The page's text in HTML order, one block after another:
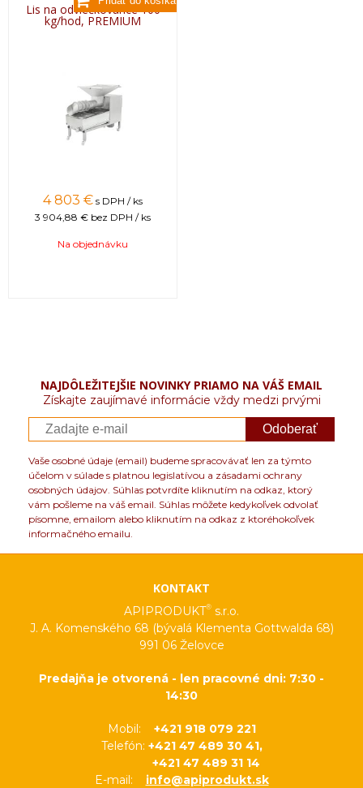
Lis na odviečkovance 100
kg/hod, PREMIUM
4 803 € s DPH / ks
3 904,88 € bez DPH / ks
Na objednávku
NAJDÔLEŽITEJŠIE NOVINKY PRIAMO NA VÁŠ EMAIL
Získajte zaujímavé informácie vždy medzi prvými
Odoberať
Vaše osobné údaje (email) budeme spracovávať len za týmto
účelom v súlade s platnou legislatívou a zásadami ochrany
osobných údajov. Súhlas potvrdíte kliknutím na odkaz, ktorý
vám pošleme na váš email. Súhlas môžete kedykoľvek odvolať
písomne, emailom alebo kliknutím na odkaz z ktoréhokoľvek
informačného emailu.
KONTAKT
APIPRODUKT® s.r.o.
J. A. Komenského 68 (bývalá Klementa Gottwalda 68)
991 06 Želovce
Predajňa je otvorená - len pracovné dni: 7:30 -
14:30
Mobil: +421 918 079 221
Telefón: +421 47 489 30 41,
+421 47 489 31 14
E-mail: info@apiprodukt.sk